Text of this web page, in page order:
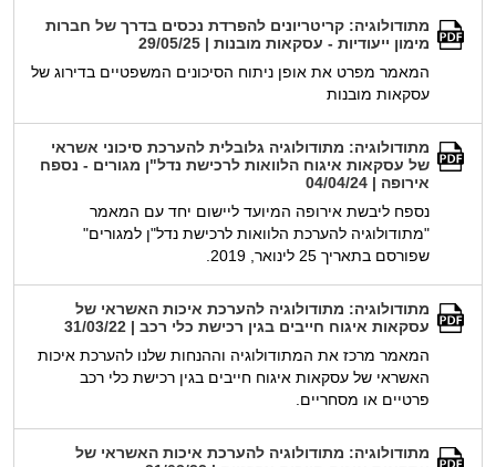
מתודולוגיה: קריטריונים להפרדת נכסים בדרך של חברות
מימון ייעודיות - עסקאות מובנות | 29/05/25
המאמר מפרט את אופן ניתוח הסיכונים המשפטיים בדירוג של
עסקאות מובנות
מתודולוגיה: מתודולוגיה גלובלית להערכת סיכוני אשראי
של עסקאות איגוח הלוואות לרכישת נדל"ן מגורים - נספח
אירופה | 04/04/24
נספח ליבשת אירופה המיועד ליישום יחד עם המאמר
"מתודולוגיה להערכת הלוואות לרכישת נדל"ן למגורים"
שפורסם בתאריך 25 לינואר, 2019.
מתודולוגיה: מתודולוגיה להערכת איכות האשראי של
עסקאות איגוח חייבים בגין רכישת כלי רכב | 31/03/22
המאמר מרכז את המתודולוגיה וההנחות שלנו להערכת איכות
האשראי של עסקאות איגוח חייבים בגין רכישת כלי רכב
פרטיים או מסחריים.
מתודולוגיה: מתודולוגיה להערכת איכות האשראי של